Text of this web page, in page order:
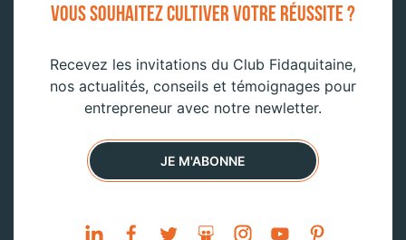
VOUS SOUHAITEZ CULTIVER VOTRE RÉUSSITE ?
Recevez les invitations du Club Fidaquitaine,
nos actualités, conseils et témoignages pour
entrepreneur avec notre newletter.
JE M'ABONNE